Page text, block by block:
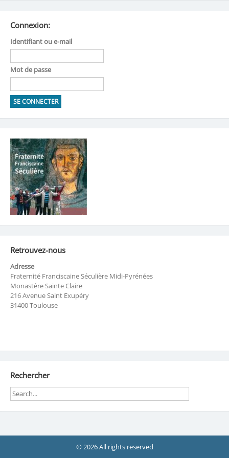
Connexion:
Identifiant ou e-mail
Mot de passe
Retrouvez-nous
Adresse
Fraternité Franciscaine Séculière Midi-Pyrénées
Monastère Sainte Claire
216 Avenue Saint Exupéry
31400 Toulouse
Rechercher
© 2026 All rights reserved